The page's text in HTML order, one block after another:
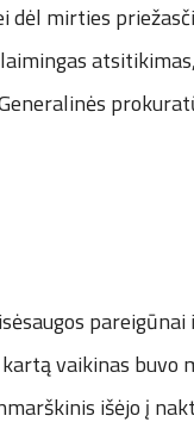
dėl mirties
vaikinas buvo
išėjo į